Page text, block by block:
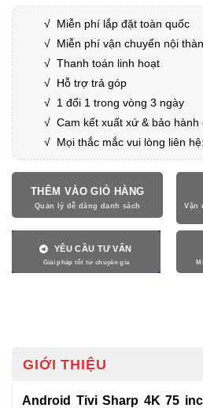
√ Miễn phí lắp đặt toàn quốc
√ Miễn phí vận chuyển nội
√ Thanh toán linh hoạt
√ Hỗ trợ trả góp
√ 1 đổi 1 trong vòng 3 ngày
√ Cam kết xuất xứ & bảo hành
√ Mọi thắc mắc vui lòng liên hệ:
THÊM VÀO GIỎ HÀNG
YÊU CẦU TƯ VẤN
GIỚI THIỆU
Android Tivi Sharp 4K 75